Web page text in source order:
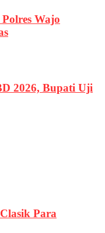
Wajo
2026, Bupati Uji
Para